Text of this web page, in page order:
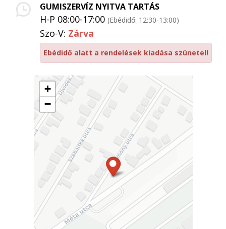
+
−
GUMISZERVÍZ NYITVA TARTÁS
H-P 08:00-17:00 (Ebédidő: 12:30-13:00)
Szo-V: Zárva
Ebédidő alatt a rendelések kiadása szünetel!